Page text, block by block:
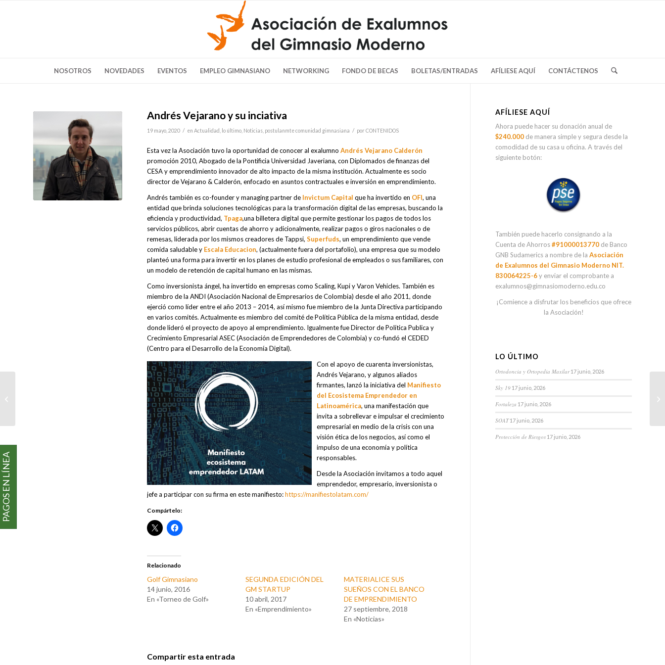
NOSOTROS NOVEDADES EVENTOS EMPLEO GIMNASIANO NETWORKING FONDO DE BECAS BOLETAS/ENTRADAS AFÍLIESE AQUÍ CONTÁCTENOS
Andrés Vejarano y su inciativa
19 mayo, 2020 / en Actualidad lo último Noticias postulanmte comunidad gimnasiana / por CONTENIDOS
Esta vez la Asociación tuvo la oportunidad de conocer al exalumno Andrés Vejarano Calderón
promoción 2010, Abogado de la Pontificia Universidad Javeriana, con Diplomados de finanzas del
CESA y emprendimiento innovador de alto impacto de la misma institución. Actualmente es socio
director de Vejarano & Calderón, enfocado en asuntos contractuales e inversión en emprendimiento.
Andrés también es co-founder y managing partner de Invictum Capital que ha invertido en OFI, una
entidad que brinda soluciones tecnológicas para la transformación digital de las empresas, buscando la
eficiencia y productividad, Tpaga,una billetera digital que permite gestionar los pagos de todos los
servicios públicos, abrir cuentas de ahorro y adicionalmente, realizar pagos o giros nacionales o de
remesas, liderada por los mismos creadores de Tappsi, Superfuds, un emprendimiento que vende
comida saludable y Escala Educacion, (actualmente fuera del portafolio), una empresa que su modelo
planteó una forma para invertir en los planes de estudio profesional de empleados o sus familiares, con
un modelo de retención de capital humano en las mismas.
Como inversionista ángel, ha invertido en empresas como Scaling, Kupi y Varon Vehicles. También es
miembro de la ANDI (Asociación Nacional de Empresarios de Colombia) desde el año 2011, donde
ejerció como líder entre el año 2013 – 2014, así mismo fue miembro de la Junta Directiva participando
en varios comités. Actualmente es miembro del comité de Política Pública de la misma entidad, desde
donde lideró el proyecto de apoyo al emprendimiento. Igualmente fue Director de Política Publica y
Crecimiento Empresarial ASEC (Asociación de Emprendedores de Colombia) y co-fundó el CEDED
(Centro para el Desarrollo de la Economía Digital).
Con el apoyo de cuarenta inversionistas,
Andrés Vejarano, y algunos aliados
firmantes, lanzó la iniciativa del Manifiesto
del Ecosistema Emprendedor en
Latinoamérica, una manifestación que
invita a sobrellevar e impulsar el crecimiento
empresarial en medio de la crisis con una
visión ética de los negocios, así como el
impulso de una economía y política
responsables.
Desde la Asociación invitamos a todo aquel
emprendedor, empresario, inversionista o
jefe a participar con su firma en este manifiesto:https://manifiestolatam.com/
Compártelo:
Relacionado
Golf Gimnasiano
14 junio, 2016
En «Torneo de Golf»
SEGUNDA EDICIÓN DEL
GM STARTUP
10 abril, 2017
En «Emprendimiento»
MATERIALICE SUS
SUEÑOS CON EL BANCO
DE EMPRENDIMIENTO
27 septiembre, 2018
En «Noticias»
Compartir esta entrada
AFÍLIESE AQUÍ
Ahora puede hacer su donación anual de
$240.000 de manera simple y segura desde la
comodidad de su casa u oficina. A través del
siguiente botón:
También puede hacerlo consignando a la
Cuenta de Ahorros#91000013770 de Banco
GNB Sudamerics a nombre de laAsociación
de Exalumnos del Gimnasio Moderno NIT.
830064225-6y enviar el comprobante a
exalumnos@gimnasiomoderno.edu.co
¡Comience a disfrutar los beneficios que ofrece
la Asociación!
LO ÚLTIMO
Ortodoncia y Ortopedia Maxilar 17 junio, 2026
Sky 19 17 junio, 2026
Fortaleza 17 junio, 2026
SOAT 17 junio, 2026
Protección de Riesgos 17 junio, 2026
PAGOS EN LÍNEA